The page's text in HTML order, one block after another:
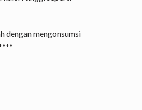
dengan mengonsumsi